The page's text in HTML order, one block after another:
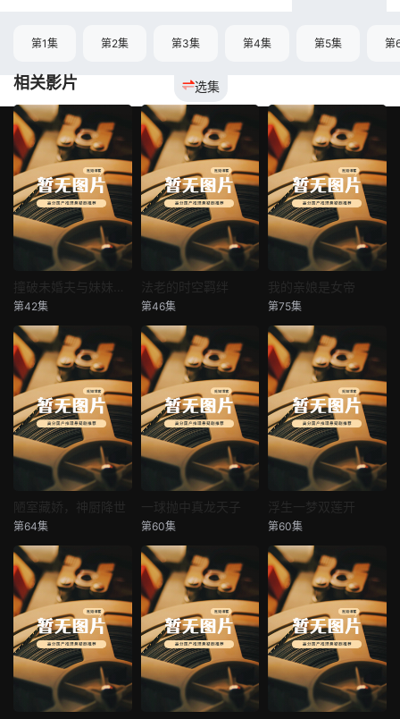
选集
第1集 第2集 第3集 第4集 第5集 第
相关影片
撞破未婚夫与妹妹打野战
第42集
法老的时空羁绊
第46集
我的亲娘是女帝
第75集
陋室藏娇，神厨降世
陋室藏娇，神厨降世
第64集
一球抛中真龙天子
一球抛中真龙天子
第60集
浮生一梦双莲开
浮生一梦双莲开
第60集